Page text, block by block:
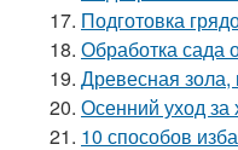
17. Подготовка
18. Обработка сада
19. Древесная зола,
20. Осенний уход за
21. 10 способов